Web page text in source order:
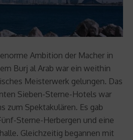
Ambition der Macher in
Burj al Arab war ein weithin
Meisterwerk gelungen. Das
Sieben-Sterne-Hotels war
zum Spektakulären. Es gab
Sterne-Herbergen und eine
Gleichzeitig begannen mit